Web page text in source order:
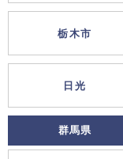
栃木市
日光
群馬県